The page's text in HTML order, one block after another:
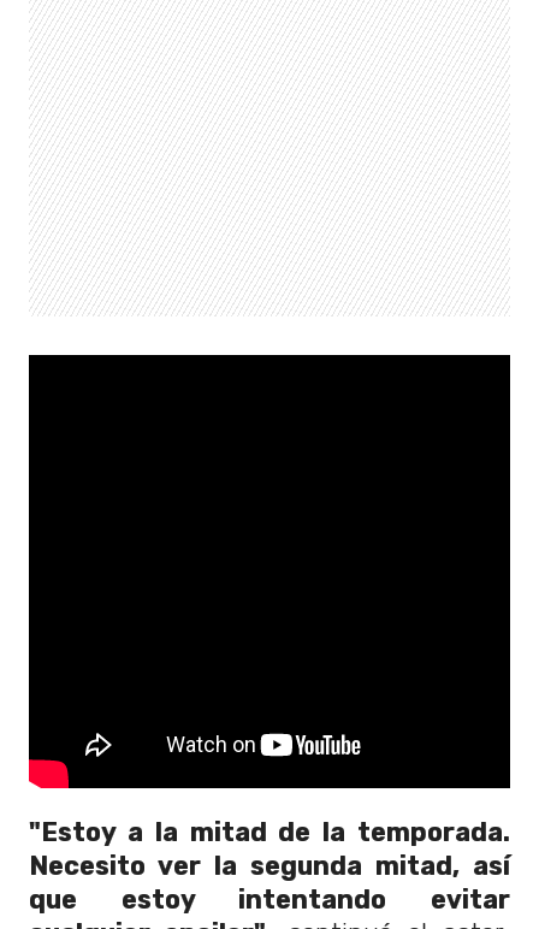
"Estoy a la mitad de la temporada.
Necesito ver la segunda mitad, así
que estoy intentando evitar